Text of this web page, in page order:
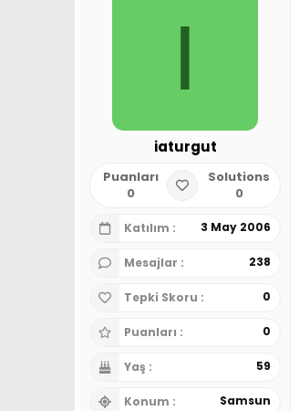
I
iaturgut
Puanları
0
Solutions
0
Katılım 3 May 2006
Mesajlar 238
Tepki Skoru 0
Puanları 0
Yaş 59
Konum Samsun